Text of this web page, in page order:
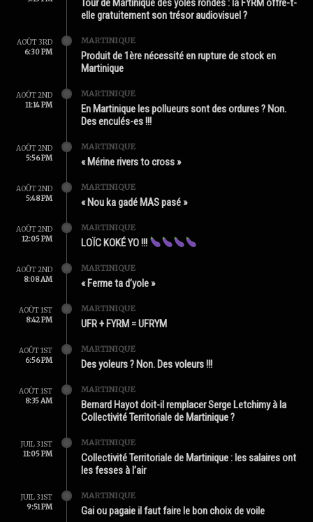
Tour de Martinique des yoles rondes : la FYRM offre-t-
elle gratuitement son trésor audiovisuel ?
AOÛT 3RD
6:30 PM
MARTINIQUE
Produit de 1ère nécessité en rupture de stock en
Martinique
AOÛT 2ND
11:14 PM
MARTINIQUE
En Martinique les pollueurs sont des ordures ? Non.
Des enculés-es !!!
AOÛT 2ND
5:56 PM
MARTINIQUE
« Mérine rivers to cross »
AOÛT 2ND
5:48 PM
MARTINIQUE
« Nou ka gadé MAS pasé »
AOÛT 2ND
12:05 PM
MARTINIQUE
LOÏC KOKÉ YO !!!
AOÛT 2ND
8:08 AM
MARTINIQUE
« Ferme ta d’yole »
AOÛT 1ST
8:42 PM
MARTINIQUE
UFR + FYRM = UFRYM
AOÛT 1ST
6:56 PM
MARTINIQUE
Des yoleurs ? Non. Des voleurs !!!
AOÛT 1ST
8:35 AM
MARTINIQUE
Bernard Hayot doit-il remplacer Serge Letchimy à la
Collectivité Territoriale de Martinique ?
JUIL 31ST
11:05 PM
MARTINIQUE
Collectivité Territoriale de Martinique : les salaires ont
les fesses à l’air
JUIL 31ST
9:51 PM
MARTINIQUE
Gai ou pagaie il faut faire le bon choix de voile